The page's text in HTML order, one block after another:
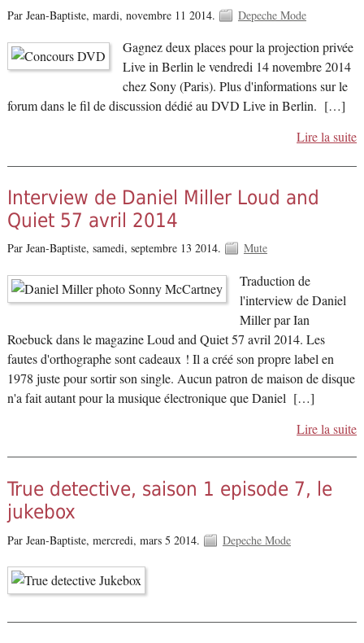
Par Jean-Baptiste, mardi, novembre 11 2014. Depeche Mode
Gagnez deux places pour la projection privée
Live in Berlin le vendredi 14 novembre 2014
chez Sony (Paris). Plus d'informations sur le
forum dans le fil de discussion dédié au DVD Live in Berlin. […]
Lire la suite
Interview de Daniel Miller Loud and
Quiet 57 avril 2014
Par Jean-Baptiste, samedi, septembre 13 2014. Mute
Traduction de
l'interview de Daniel
Miller par Ian
Roebuck dans le magazine Loud and Quiet 57 avril 2014. Les
fautes d'orthographe sont cadeaux ! Il a créé son propre label en
1978 juste pour sortir son single. Aucun patron de maison de disque
n'a fait autant pour la musique électronique que Daniel […]
Lire la suite
True detective, saison 1 episode 7, le
jukebox
Par Jean-Baptiste, mercredi, mars 5 2014. Depeche Mode